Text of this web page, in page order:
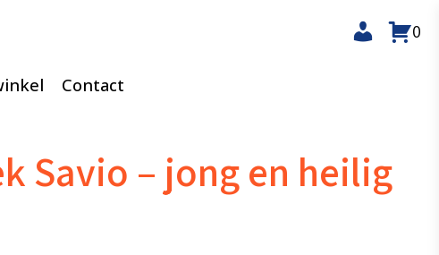
Contact
0
Savio – jong en heilig